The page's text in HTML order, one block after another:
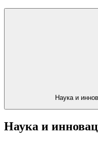
Наука и
Наука и